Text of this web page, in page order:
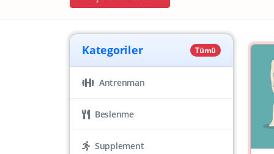
Kategoriler Tümü
Antrenman
Beslenme
Supplement